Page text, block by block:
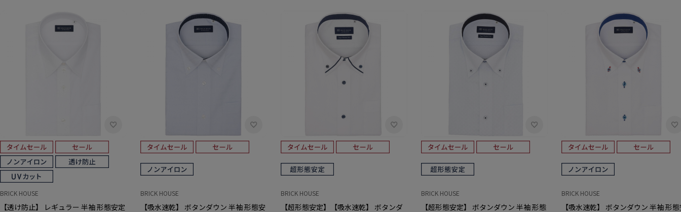
BRICK HOUSE
【透け防止】 レギュラー 半袖 形態安定
BRICK HOUSE
【吸水速乾】 ボタンダウン 半袖 形態安
BRICK HOUSE
【超形態安定】【吸水速乾】 ボタンダ
BRICK HOUSE
【超形態安定】 ボタンダウン 半袖 形態
BRICK HOUSE
【吸水速乾】 ボタンダウン 半袖 形